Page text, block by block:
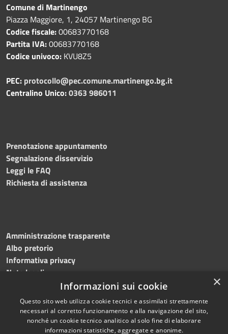
Comune di Martinengo
Piazza Maggiore, 1, 24057 Martinengo BG
Codice fiscale:00683770168
Partita IVA:00683770168
Codice univoco: KVU8Z5
PEC: protocollo@pec.comune.martinengo.bg.it
Centralino Unico:0363 986011
Prenotazione appuntamento
Segnalazione disservizio
Leggi le FAQ
Richiesta di assistenza
Amministrazione trasparente
Albo pretorio
Informativa privacy
Note legali
Dichiarazione di accessibilità
×
Informazioni sui cookie
Questo sito web utilizza cookie tecnici e assimilati strettamente
necessari al corretto funzionamento e alla navigazione del sito,
nonché un cookie tecnico analitico al solo fine di elaborare
informazioni statistiche, aggregate e anonime.